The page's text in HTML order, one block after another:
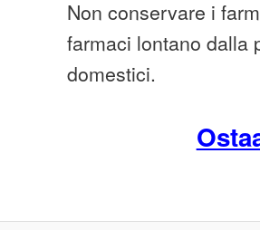
Non conservare i
farmaci lontano dalla
domestici.